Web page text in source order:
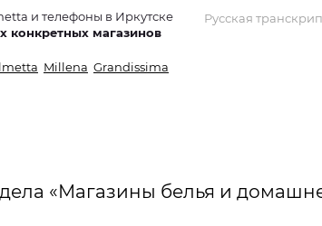
и телефоны в Иркутске
конкретных магазинов
Русская
Millena Grandissima
«Магазины белья и